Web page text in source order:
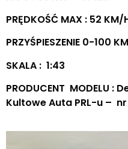
PRĘDKOŚĆ MAX : 52 KM/
PRZYŚPIESZENIE 0-100
SKALA : 1:43
PRODUCENT MODELU
Kultowe Auta PRL-u – nr